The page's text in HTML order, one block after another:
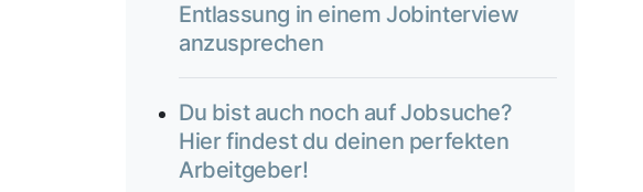
Entlassung in einem Jobinterview
anzusprechen
Du bist auch noch auf Jobsuche?
Hier findest du deinen perfekten
Arbeitgeber!